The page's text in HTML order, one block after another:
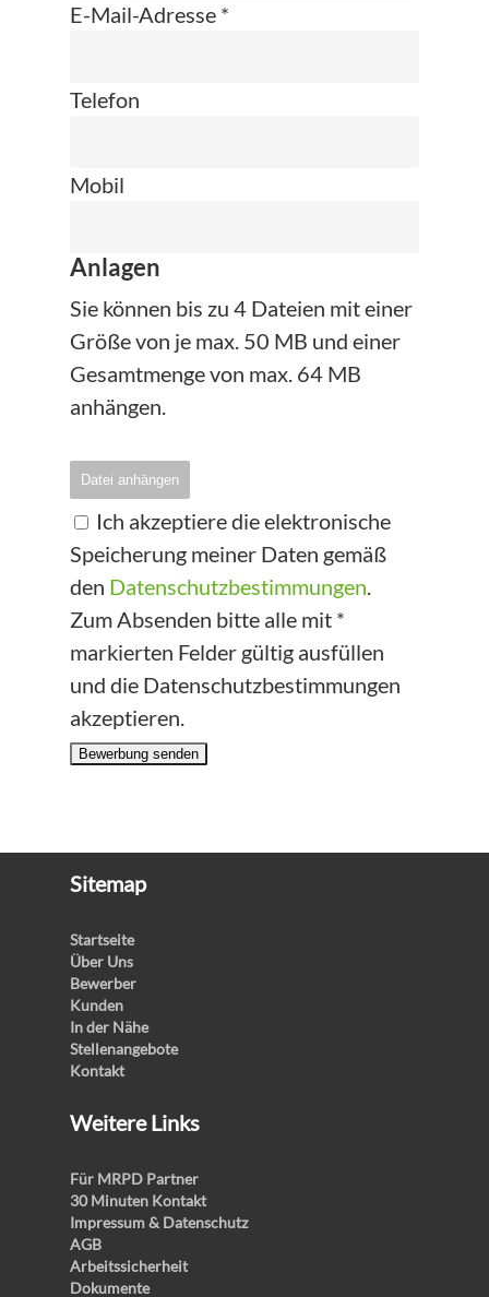
E-Mail-Adresse *
Telefon
Mobil
Anlagen
Sie können bis zu 4 Dateien mit einer
Größe von je max. 50 MB und einer
Gesamtmenge von max. 64 MB
anhängen.
Datei anhängen
Ich akzeptiere die elektronische
Speicherung meiner Daten gemäß
den Datenschutzbestimmungen.
Zum Absenden bitte alle mit *
markierten Felder gültig ausfüllen
und die Datenschutzbestimmungen
akzeptieren.
Bewerbung senden
Sitemap
Startseite
Über Uns
Bewerber
Kunden
In der Nähe
Stellenangebote
Kontakt
Weitere Links
Für MRPD Partner
30 Minuten Kontakt
Impressum & Datenschutz
AGB
Arbeitssicherheit
Dokumente